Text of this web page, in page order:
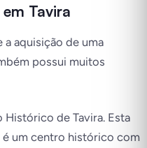
Tavira
a aquisição de uma
possui muitos
de Tavira. Esta
é um centro histórico com